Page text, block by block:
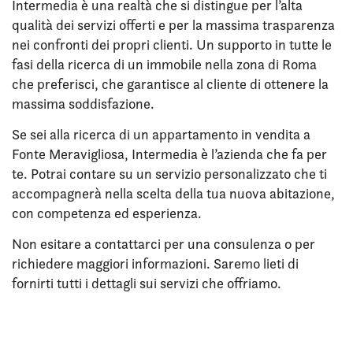
Intermedia è una realtà che si distingue per l’alta
qualità dei servizi offerti e per la massima trasparenza
nei confronti dei propri clienti. Un supporto in tutte le
fasi della ricerca di un immobile nella zona di Roma
che preferisci, che garantisce al cliente di ottenere la
massima soddisfazione.
Se sei alla ricerca di un appartamento in vendita a
Fonte Meravigliosa, Intermedia è l’azienda che fa per
te. Potrai contare su un servizio personalizzato che ti
accompagnerà nella scelta della tua nuova abitazione,
con competenza ed esperienza.
Non esitare a contattarci per una consulenza o per
richiedere maggiori informazioni. Saremo lieti di
fornirti tutti i dettagli sui servizi che offriamo.